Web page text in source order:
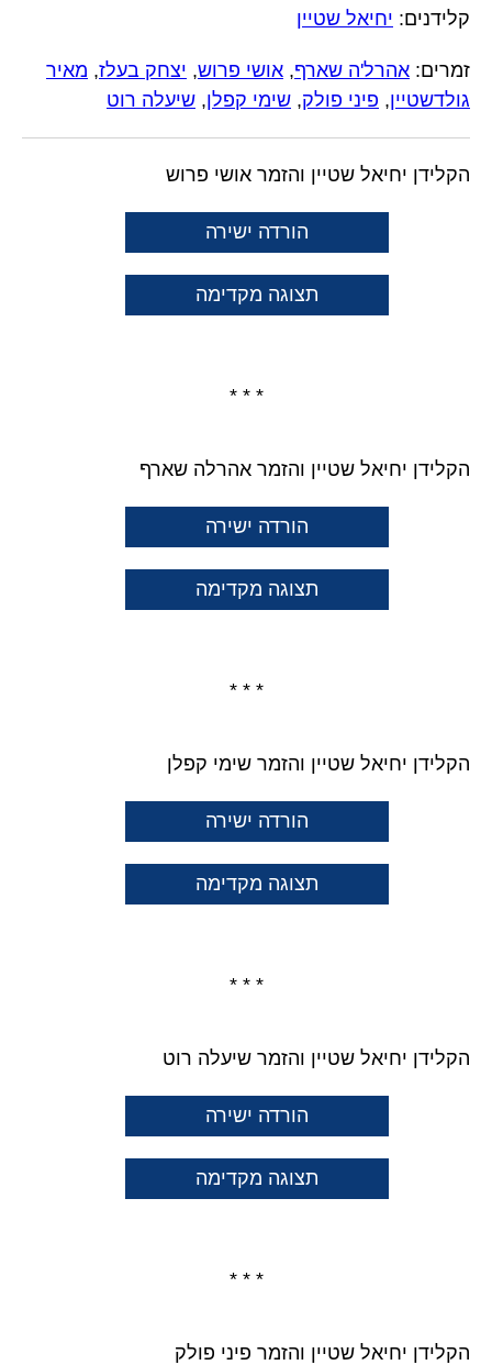
קלידנים: יחיאל שטיין
זמרים: אהרל'ה שארף, אושי פרוש, יצחק בעלז, מאיר
גולדשטיין, פיני פולק, שימי קפלן, שיעלה רוט
הקלידן יחיאל שטיין והזמר אושי פרוש
הורדה ישירה
תצוגה מקדימה
* * *
הקלידן יחיאל שטיין והזמר אהרלה שארף
הורדה ישירה
תצוגה מקדימה
* * *
הקלידן יחיאל שטיין והזמר שימי קפלן
הורדה ישירה
תצוגה מקדימה
* * *
הקלידן יחיאל שטיין והזמר שיעלה רוט
הורדה ישירה
תצוגה מקדימה
* * *
הקלידן יחיאל שטיין והזמר פיני פולק